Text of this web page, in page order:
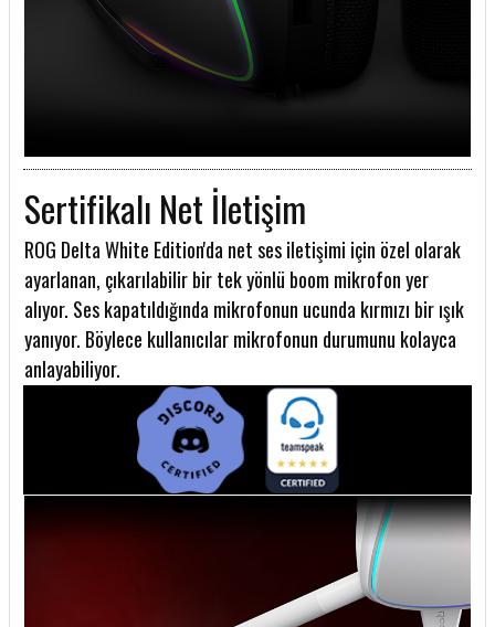
Sertifikalı Net İletişim
ROG Delta White Edition'da net ses iletişimi için özel olarak
ayarlanan, çıkarılabilir bir tek yönlü boom mikrofon yer
alıyor. Ses kapatıldığında mikrofonun ucunda kırmızı bir ışık
yanıyor. Böylece kullanıcılar mikrofonun durumunu kolayca
anlayabiliyor.